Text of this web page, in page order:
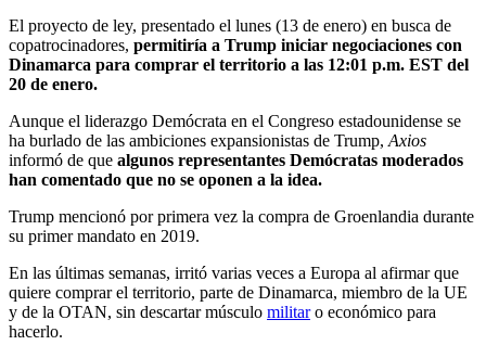
El proyecto de ley, presentado el lunes (13 de enero) en busca de
copatrocinadores, permitiría a Trump iniciar negociaciones con
Dinamarca para comprar el territorio a las 12:01 p.m. EST del
20 de enero.
Aunque el liderazgo Demócrata en el Congreso estadounidense se
ha burlado de las ambiciones expansionistas de Trump, Axios
informó de que algunos representantes Demócratas moderados
han comentado que no se oponen a la idea.
Trump mencionó por primera vez la compra de Groenlandia durante
su primer mandato en 2019.
En las últimas semanas, irritó varias veces a Europa al afirmar que
quiere comprar el territorio, parte de Dinamarca, miembro de la UE
y de la OTAN, sin descartar músculo militaro económico para
hacerlo.